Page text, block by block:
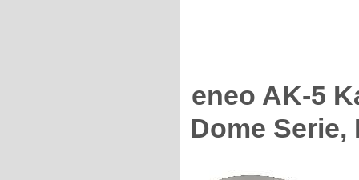
eneo AK-5
Dome Serie,